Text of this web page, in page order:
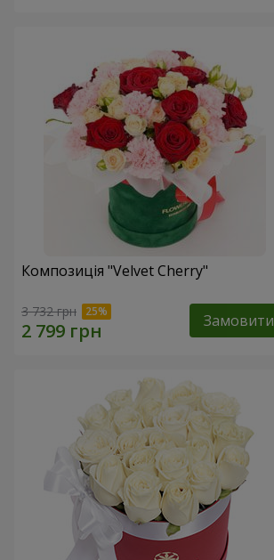
Композиція "Velvet Cherry"
3 732 грн Замовити